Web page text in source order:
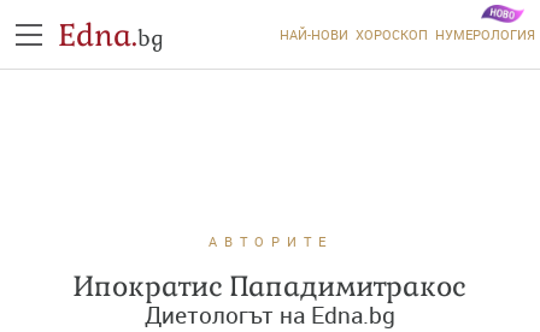
Edna.bg НАЙ-НОВИ ХОРОСКОП НУМЕРОЛОГИЯ
АВТОРИТЕ
Ипократис Пападимитракос
Диетологът на Edna.bg